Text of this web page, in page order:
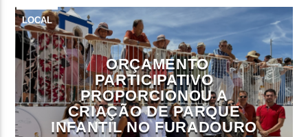
LOCAL
ORÇAMENTO
PARTICIPATIVO
PROPORCIONOU A
CRIAÇÃO DE PARQUE
INFANTIL NO FURADOURO